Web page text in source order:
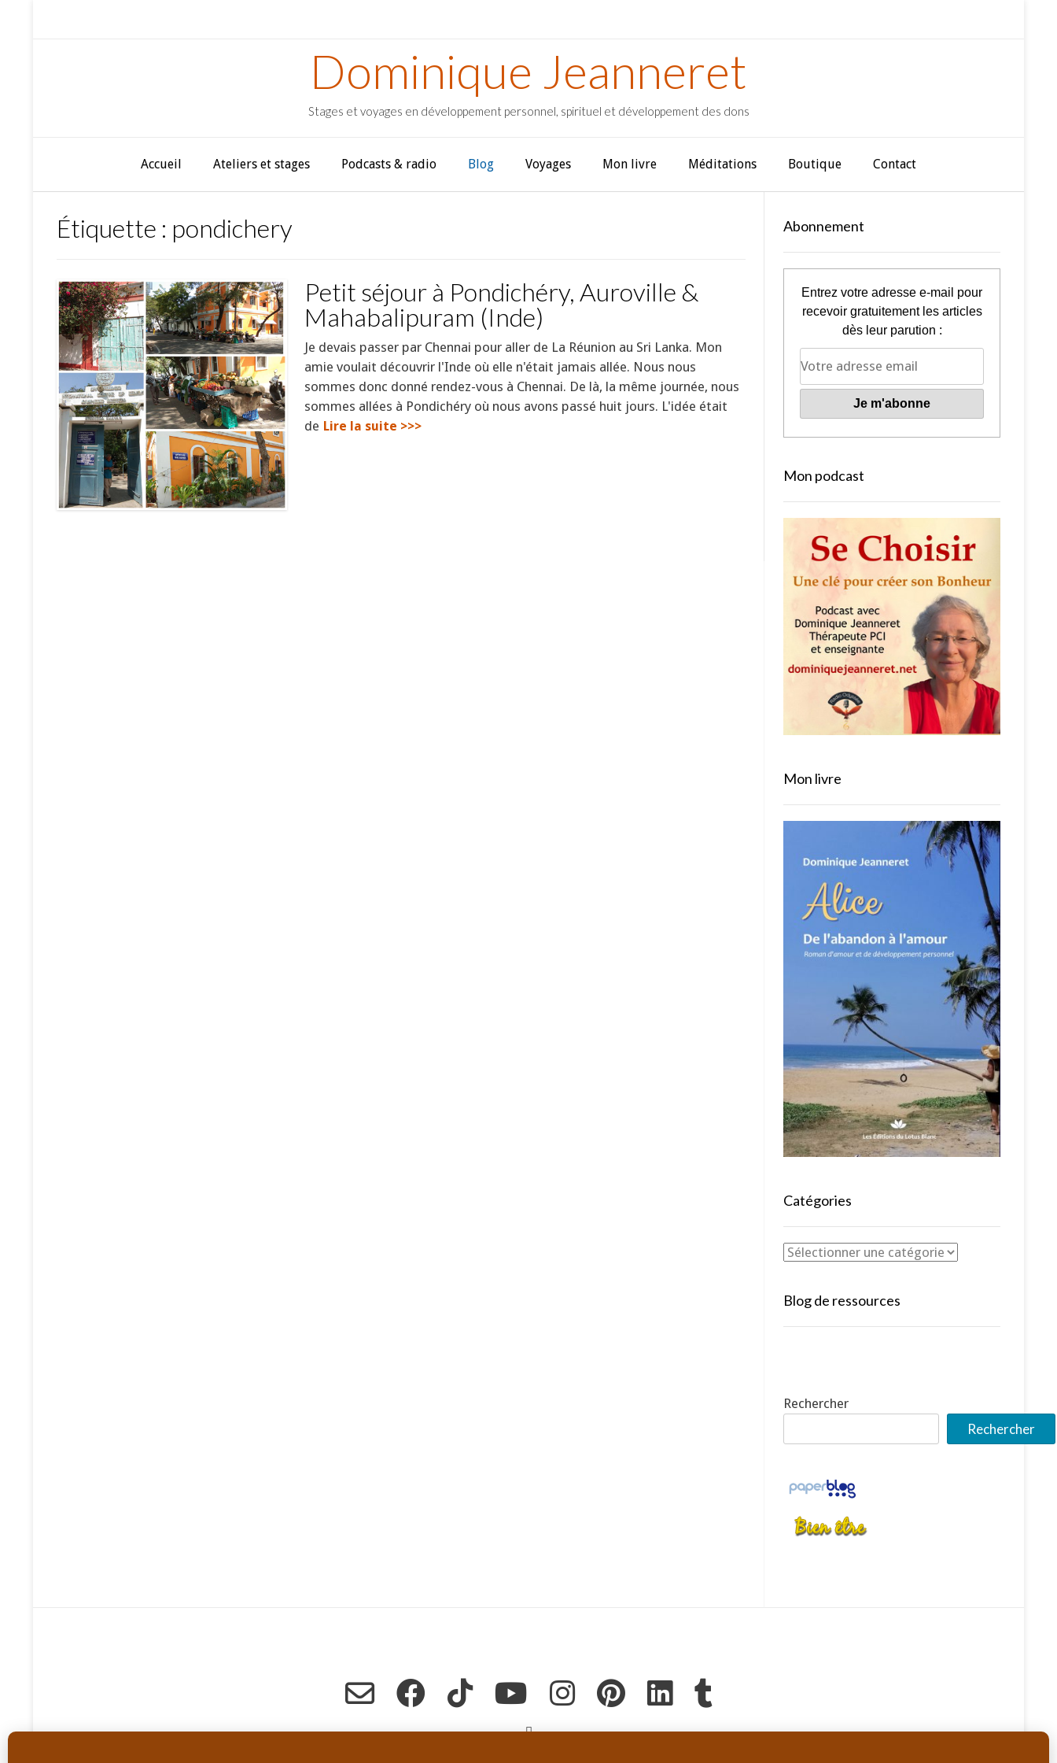
Dominique Jeanneret
Stages et voyages en développement personnel, spirituel et développement des dons
Accueil Ateliers et stages Podcasts & radio Blog Voyages Mon livre Méditations Boutique Contact
Étiquette : pondichery
Petit séjour à Pondichéry, Auroville &
Mahabalipuram (Inde)
Je devais passer par Chennai pour aller de La Réunion au Sri Lanka. Mon
amie voulait découvrir l'Inde où elle n'était jamais allée. Nous nous
sommes donc donné rendez-vous à Chennai. De là, la même journée, nous
sommes allées à Pondichéry où nous avons passé huit jours. L'idée était
de Lire la suite >>>
Abonnement
Entrez votre adresse e-mail pour
recevoir gratuitement les articles
dès leur parution :
Mon podcast
Mon livre
Catégories
Blog de ressources
Rechercher
Rechercher